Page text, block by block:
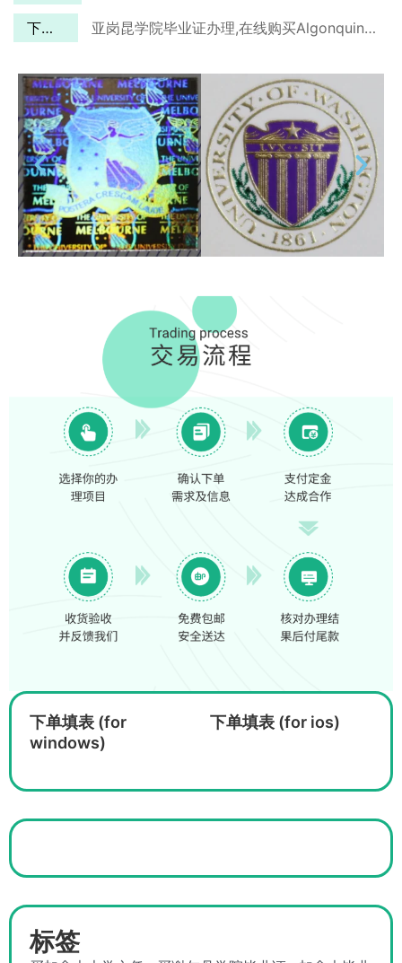
下一篇 亚岗昆学院毕业证办理,在线购买Algonquin学院文凭
下单填表 (for
windows)
下单填表 (for ios)
标签